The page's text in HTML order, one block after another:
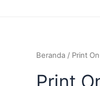
Beranda / Print
Print